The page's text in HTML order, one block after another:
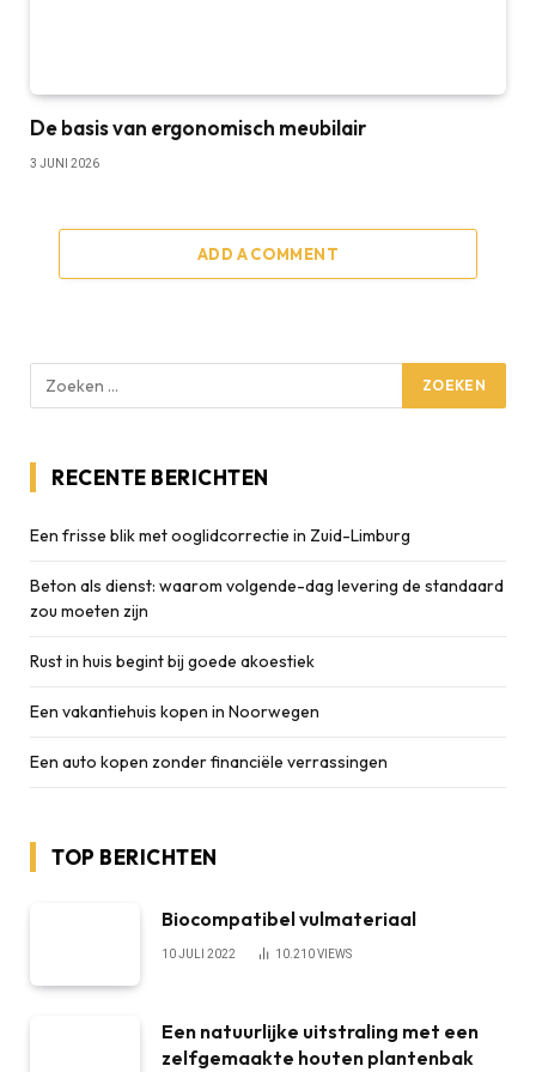
De basis van ergonomisch meubilair
3 JUNI 2026
ADD A COMMENT
RECENTE BERICHTEN
Een frisse blik met ooglidcorrectie in Zuid-Limburg
Beton als dienst: waarom volgende-dag levering de standaard
zou moeten zijn
Rust in huis begint bij goede akoestiek
Een vakantiehuis kopen in Noorwegen
Een auto kopen zonder financiële verrassingen
TOP BERICHTEN
Biocompatibel vulmateriaal
10 JULI 2022 10.210VIEWS
Een natuurlijke uitstraling met een
zelfgemaakte houten plantenbak